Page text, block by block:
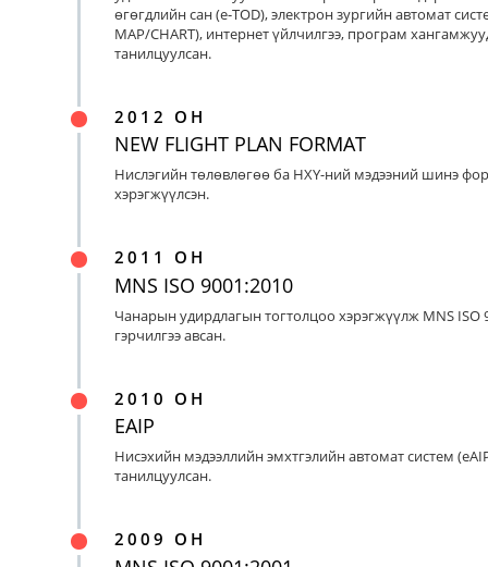
өгөгдлийн сан (e-TOD), электрон зургийн автомат
MAP/CHART), интернет үйлчилгээ, програм
танилцуулсан.
2012 ОН
NEW FLIGHT PLAN FORMAT
Нислэгийн төлөвлөгөө ба НХҮ-ний мэдээний шинэ
хэрэгжүүлсэн.
2011 ОН
MNS ISO 9001:2010
Чанарын удирдлагын тогтолцоо хэрэгжүүлж MNS ISO
гэрчилгээ авсан.
2010 ОН
EAIP
Нисэхийн мэдээллийн эмхтгэлийн автомат систем
танилцуулсан.
2009 ОН